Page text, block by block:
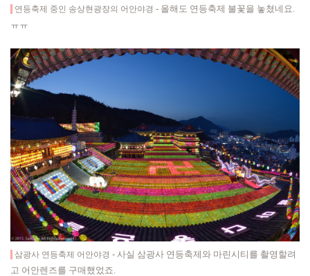
연등축제 중인 송상현광장의 어안야경 - 올해도 연등축제 불꽃을 놓쳤네요.
ㅠㅠ
삼광사 연등축제 어안야경 - 사실 삼광사 연등축제와 마린시티를 촬영할려
고 어안렌즈를 구매했었죠.